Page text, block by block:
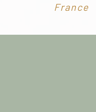
France